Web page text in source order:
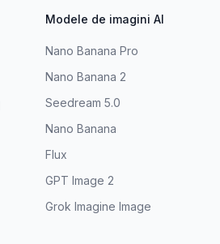
Modele de imagini AI
Nano Banana Pro
Nano Banana 2
Seedream 5.0
Nano Banana
Flux
GPT Image 2
Grok Imagine Image